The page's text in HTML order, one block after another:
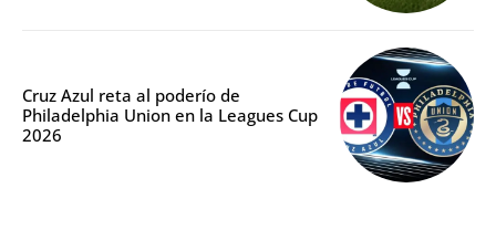
Cruz Azul reta al poderío de
Philadelphia Union en la Leagues Cup
2026